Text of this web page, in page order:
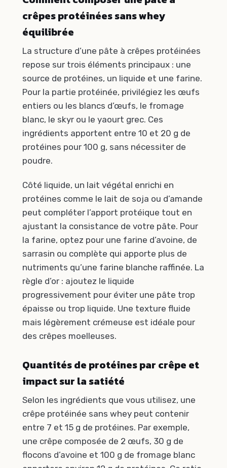
crêpes protéinées sans whey
équilibrée
La structure d’une pâte à crêpes protéinées
repose sur trois éléments principaux : une
source de protéines, un liquide et une farine.
Pour la partie protéinée, privilégiez les œufs
entiers ou les blancs d’œufs, le fromage
blanc, le skyr ou le yaourt grec. Ces
ingrédients apportent entre 10 et 20 g de
protéines pour 100 g, sans nécessiter de
poudre.
Côté liquide, un lait végétal enrichi en
protéines comme le lait de soja ou d’amande
peut compléter l’apport protéique tout en
ajustant la consistance de votre pâte. Pour
la farine, optez pour une farine d’avoine, de
sarrasin ou complète qui apporte plus de
nutriments qu’une farine blanche raffinée. La
règle d’or : ajoutez le liquide
progressivement pour éviter une pâte trop
épaisse ou trop liquide. Une texture fluide
mais légèrement crémeuse est idéale pour
des crêpes moelleuses.
Quantités de protéines par crêpe et
impact sur la satiété
Selon les ingrédients que vous utilisez, une
crêpe protéinée sans whey peut contenir
entre 7 et 15 g de protéines. Par exemple,
une crêpe composée de 2 œufs, 30 g de
flocons d’avoine et 100 g de fromage blanc